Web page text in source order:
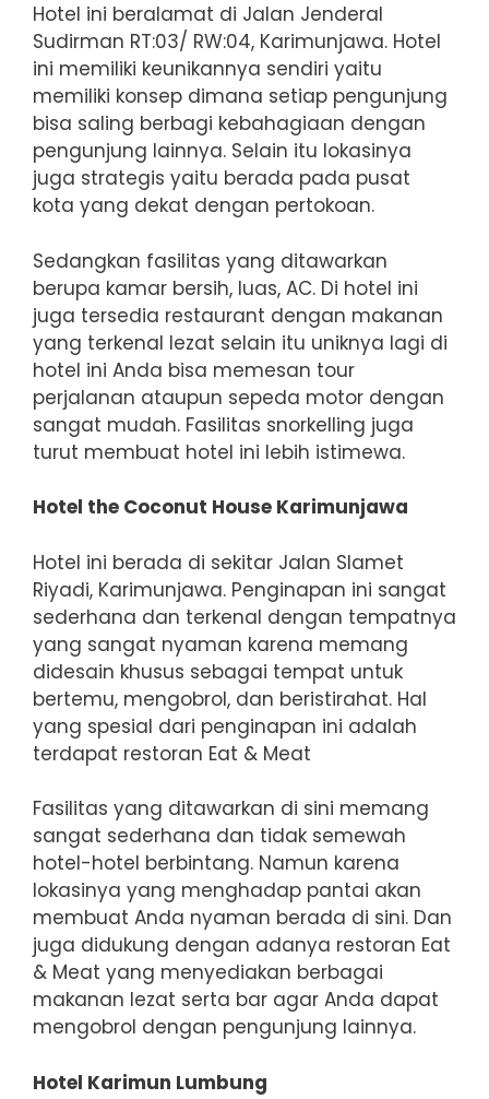
Hotel ini beralamat di Jalan Jenderal
Sudirman RT:03/ RW:04, Karimunjawa. Hotel
ini memiliki keunikannya sendiri yaitu
memiliki konsep dimana setiap pengunjung
bisa saling berbagi kebahagiaan dengan
pengunjung lainnya. Selain itu lokasinya
juga strategis yaitu berada pada pusat
kota yang dekat dengan pertokoan.
Sedangkan fasilitas yang ditawarkan
berupa kamar bersih, luas, AC. Di hotel ini
juga tersedia restaurant dengan makanan
yang terkenal lezat selain itu uniknya lagi di
hotel ini Anda bisa memesan tour
perjalanan ataupun sepeda motor dengan
sangat mudah. Fasilitas snorkelling juga
turut membuat hotel ini lebih istimewa.
Hotel the Coconut House Karimunjawa
Hotel ini berada di sekitar Jalan Slamet
Riyadi, Karimunjawa. Penginapan ini sangat
sederhana dan terkenal dengan tempatnya
yang sangat nyaman karena memang
didesain khusus sebagai tempat untuk
bertemu, mengobrol, dan beristirahat. Hal
yang spesial dari penginapan ini adalah
terdapat restoran Eat & Meat
Fasilitas yang ditawarkan di sini memang
sangat sederhana dan tidak semewah
hotel-hotel berbintang. Namun karena
lokasinya yang menghadap pantai akan
membuat Anda nyaman berada di sini. Dan
juga didukung dengan adanya restoran Eat
& Meat yang menyediakan berbagai
makanan lezat serta bar agar Anda dapat
mengobrol dengan pengunjung lainnya.
Hotel Karimun Lumbung